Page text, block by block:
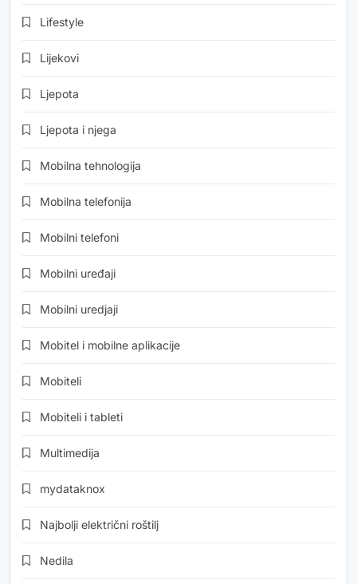
Lifestyle
Lijekovi
Ljepota
Ljepota i njega
Mobilna tehnologija
Mobilna telefonija
Mobilni telefoni
Mobilni uređaji
Mobilni uredjaji
Mobitel i mobilne aplikacije
Mobiteli
Mobiteli i tableti
Multimedija
mydataknox
Najbolji električni roštilj
Nedila